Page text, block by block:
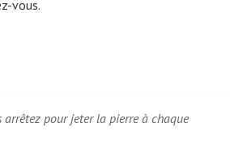
vous.
arrêtez pour jeter la pierre à chaque